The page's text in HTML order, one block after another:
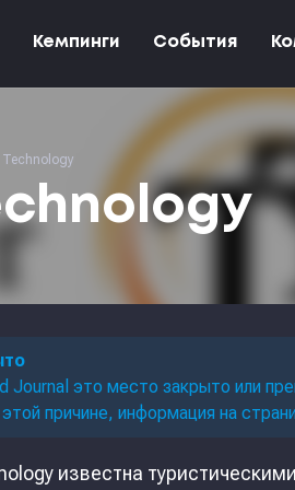
Кемпинги События
Technology
Journal это место закрыто или
причине, информация на
известна